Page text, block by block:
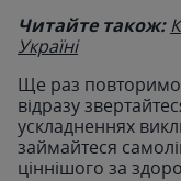
Читайте також:
Україні
Ще раз повторимо:
відразу
ускладненнях
займайтеся
ціннішого за